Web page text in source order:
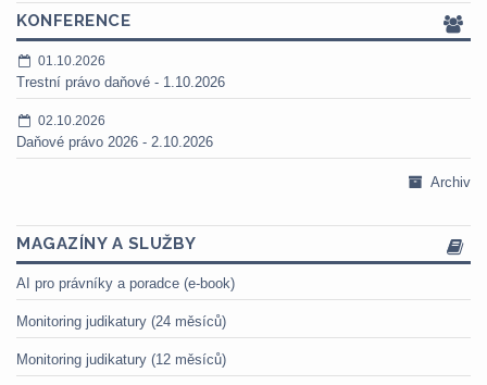
KONFERENCE
01.10.2026
Trestní právo daňové - 1.10.2026
02.10.2026
Daňové právo 2026 - 2.10.2026
Archiv
MAGAZÍNY A SLUŽBY
AI pro právníky a poradce (e-book)
Monitoring judikatury (24 měsíců)
Monitoring judikatury (12 měsíců)